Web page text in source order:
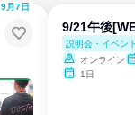
月7日
9/21午後
説明会・イベン
オンライン
1日